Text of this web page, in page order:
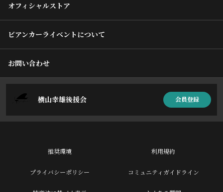
オフィシャルストア
ビアンカーライベントについて
お問い合わせ
横山幸雄後援会 会員登録
推奨環境 利用規約
プライバシーポリシー コミュニティガイドライン